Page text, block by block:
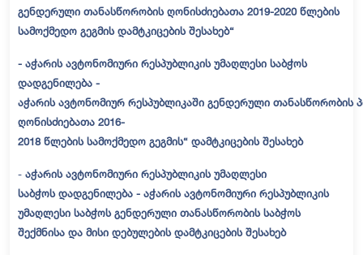
გენდერული თანასწორობის ღონისძიებათა 2019-2020 წლების
სამოქმედო გეგმის დამტკიცების შესახებ“
- აჭარის ავტონომიური რესპუბლიკის უმაღლესი საბჭოს
დადგენილება -
აჭარის ავტონომიურ რესპუბლიკაში გენდერული თანასწორობის
ღონისძიებათა 2016-
2018 წლების სამოქმედო გეგმის“ დამტკიცების შესახებ
- აჭარის ავტონომიური რესპუბლიკის უმაღლესი
საბჭოსდადგენილება - აჭარის ავტონომიური რესპუბლიკის
უმაღლესი საბჭოს გენდერული თანასწორობის საბჭოს
შექმნისა და მისი დებულების დამტკიცების შესახებ